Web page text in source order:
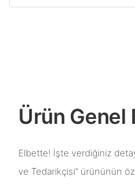
Ürün Genel
Elbette! İşte verdiğiniz
ve Tedarikçisi" ürününün